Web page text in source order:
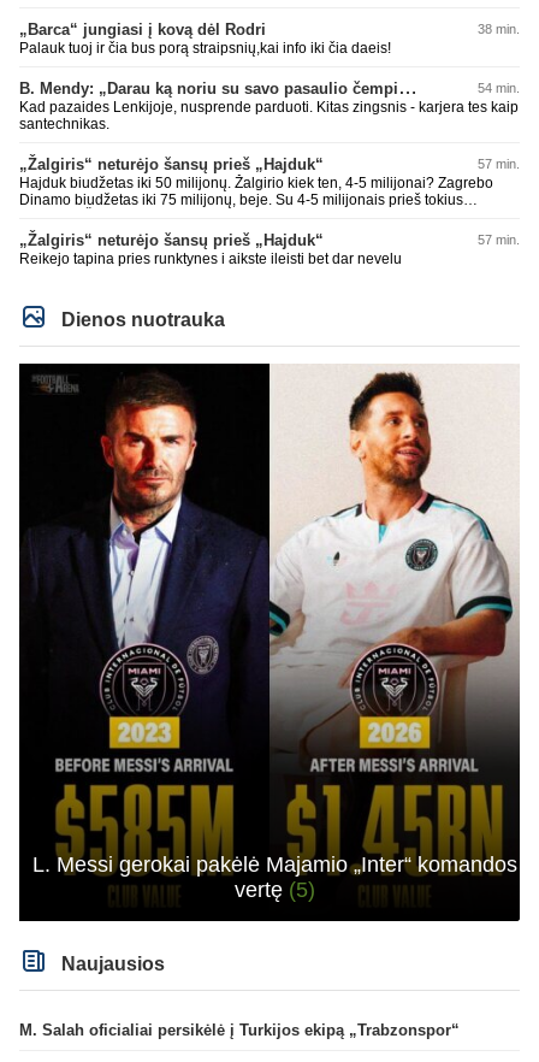
„Barca“ jungiasi į kovą dėl Rodri 38 min.
Palauk tuoj ir čia bus porą straipsnių,kai info iki čia daeis!
B. Mendy: „Darau ką noriu su savo pasaulio čempionato titulu“ 54 min.
Kad pazaides Lenkijoje, nusprende parduoti. Kitas zingsnis - karjera tes kaip
santechnikas.
„Žalgiris“ neturėjo šansų prieš „Hajduk“ 57 min.
Hajduk biudžetas iki 50 milijonų. Žalgirio kiek ten, 4-5 milijonai? Zagrebo
Dinamo biudžetas iki 75 milijonų, beje. Su 4-5 milijonais prieš tokius
suorganizuotų bent 15-20 milijonų biudžetus, prieš tokius klubus šansų
nebuvo ir nebus. Realu tik su Sakartvelais ir islandais ir pan. tikėtis teigiamo
rezultato.
„Žalgiris“ neturėjo šansų prieš „Hajduk“ 57 min.
Reikejo tapina pries runktynes i aikste ileisti bet dar nevelu
Dienos nuotrauka
L. Messi gerokai pakėlė Majamio „Inter“ komandos
vertę (5)
Naujausios
M. Salah oficialiai persikėlė į Turkijos ekipą „Trabzonspor“